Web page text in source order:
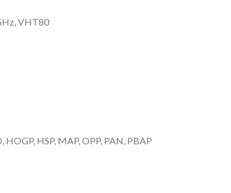
VHT80
HOGP, HSP, MAP, OPP, PAN, PBAP